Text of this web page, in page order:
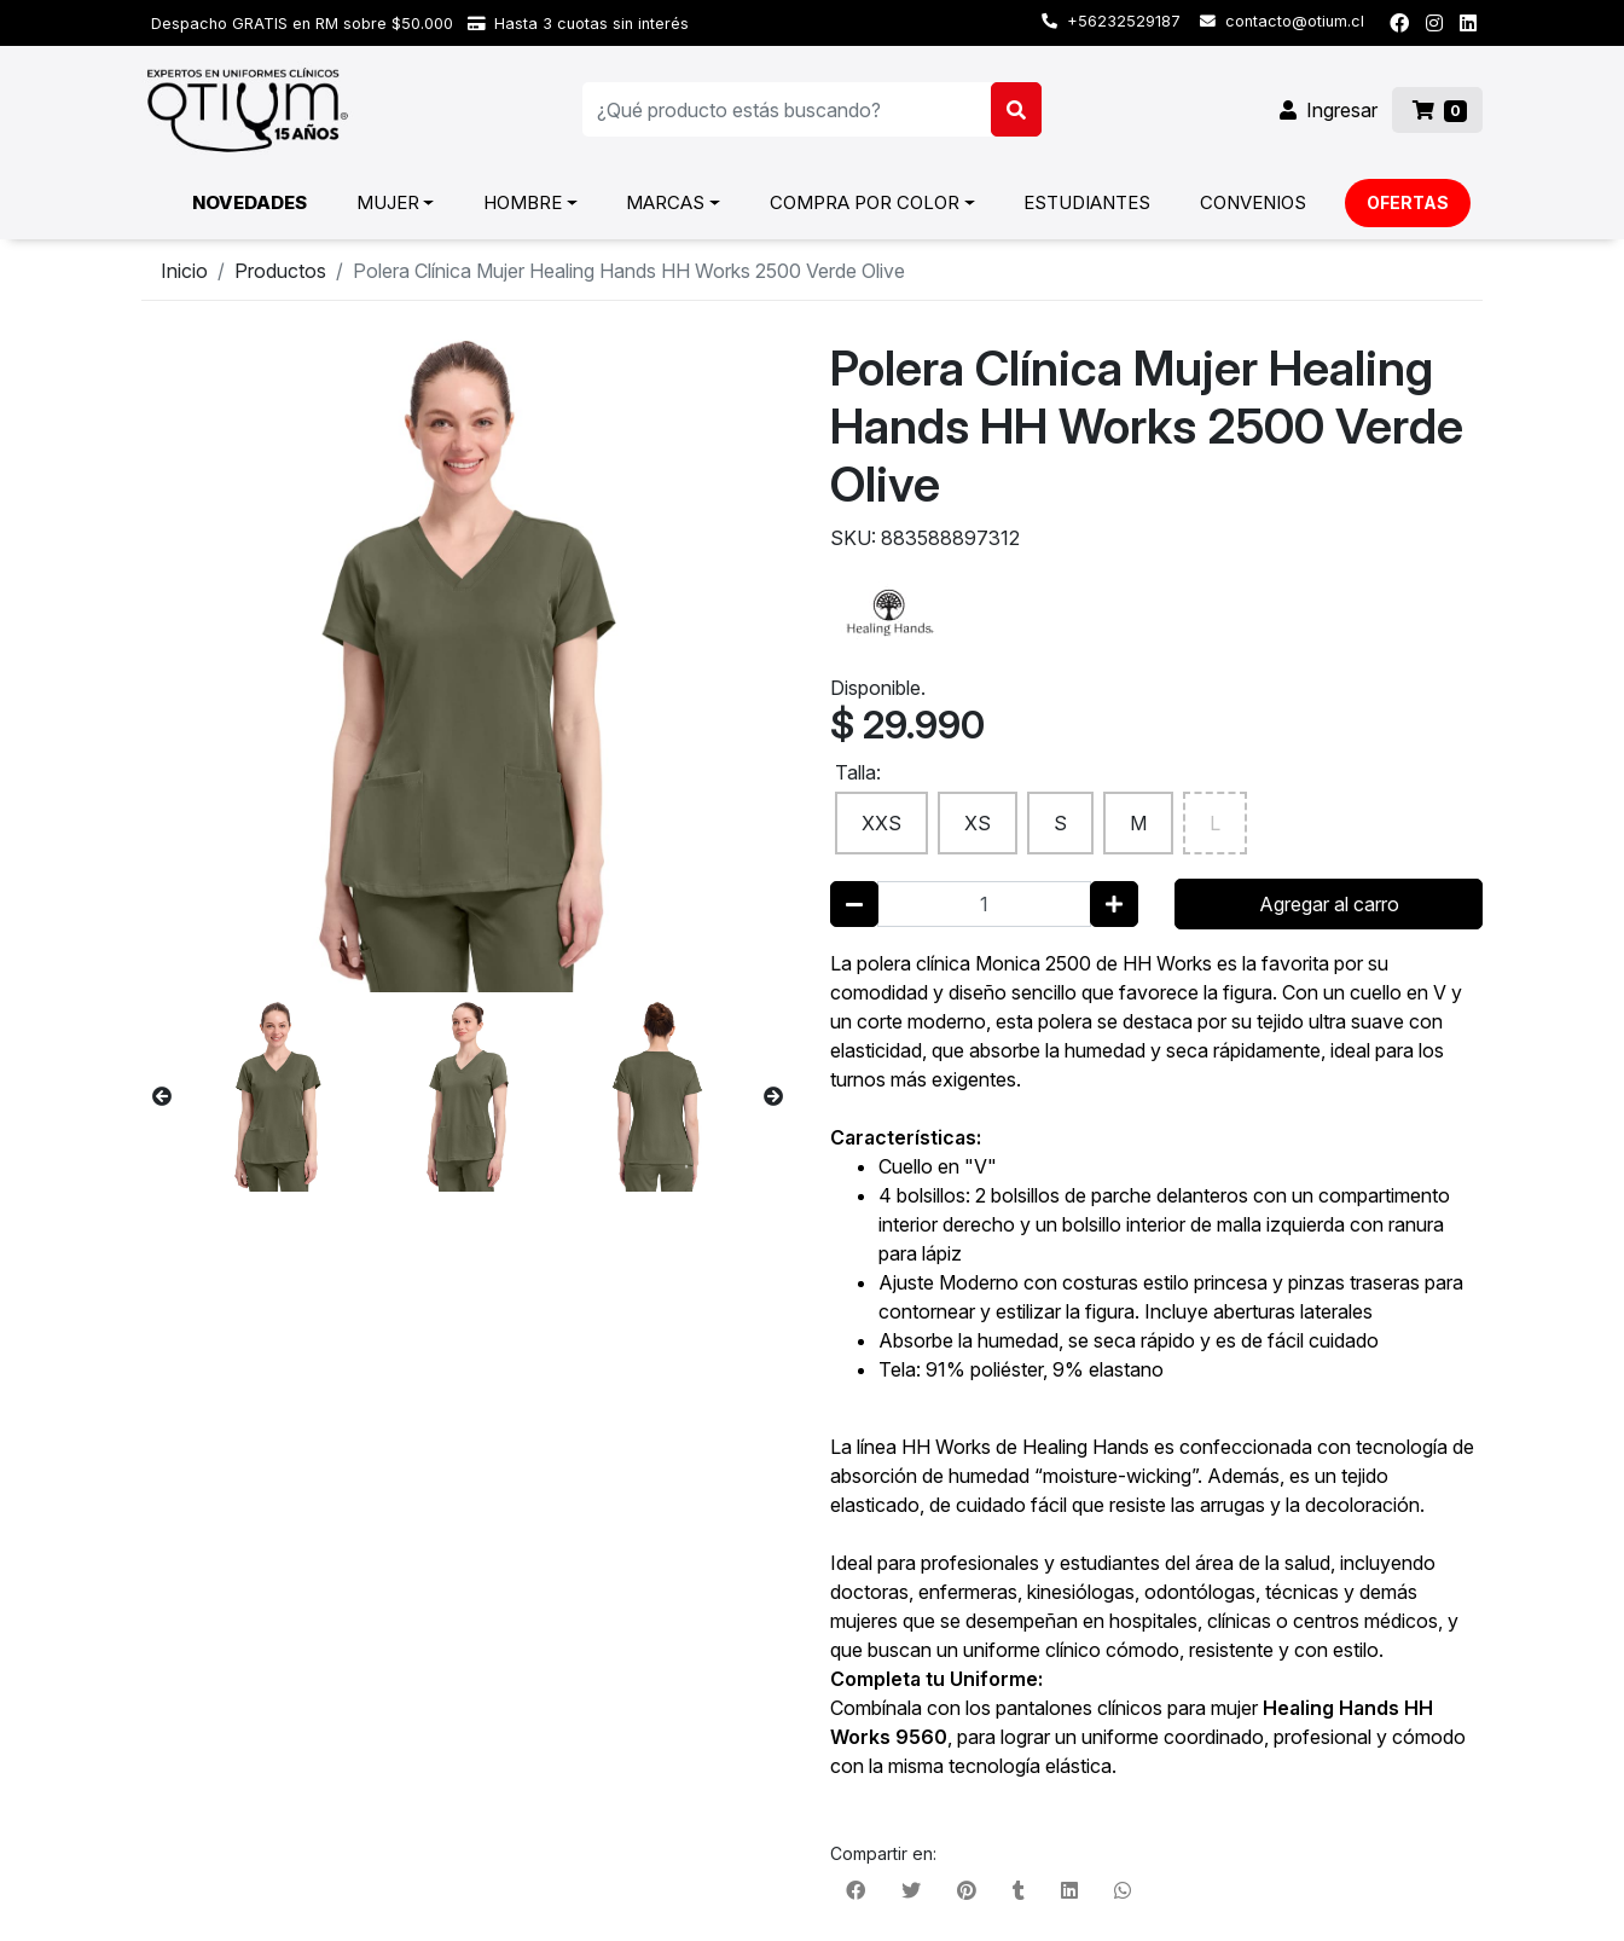
Despacho GRATIS en RM sobre $50.000 Hasta 3 cuotas sin interés +56232529187 contacto@otium.cl
Ingresar 0
NOVEDADES MUJER HOMBRE MARCAS COMPRA POR COLOR ESTUDIANTES CONVENIOS OFERTAS
Inicio Productos Polera Clínica Mujer Healing Hands HH Works 2500 Verde Olive
Polera Clínica Mujer Healing
Hands HH Works 2500 Verde
Olive
SKU: 883588897312
Disponible.
$ 29.990
Talla:
XXS XS S M L
Agregar al carro
La polera clínica Monica 2500 de HH Works es la favorita por su
comodidad y diseño sencillo que favorece la figura. Con un cuello en V y
un corte moderno, esta polera se destaca por su tejido ultra suave con
elasticidad, que absorbe la humedad y seca rápidamente, ideal para los
turnos más exigentes.
Características:
Cuello en "V"
4 bolsillos: 2 bolsillos de parche delanteros con un compartimento
interior derecho y un bolsillo interior de malla izquierda con ranura
para lápiz
Ajuste Moderno con costuras estilo princesa y pinzas traseras para
contornear y estilizar la figura. Incluye aberturas laterales
Absorbe la humedad, se seca rápido y es de fácil cuidado
Tela: 91% poliéster, 9% elastano
La línea HH Works de Healing Hands es confeccionada con tecnología de
absorción de humedad “moisture-wicking”. Además, es un tejido
elasticado, de cuidado fácil que resiste las arrugas y la decoloración.
Ideal para profesionales y estudiantes del área de la salud, incluyendo
doctoras, enfermeras, kinesiólogas, odontólogas, técnicas y demás
mujeres que se desempeñan en hospitales, clínicas o centros médicos, y
que buscan un uniforme clínico cómodo, resistente y con estilo.
Completa tu Uniforme:
Combínala con los pantalones clínicos para mujer Healing Hands HH
Works 9560 , para lograr un uniforme coordinado, profesional y cómodo
con la misma tecnología elástica.
Compartir en: